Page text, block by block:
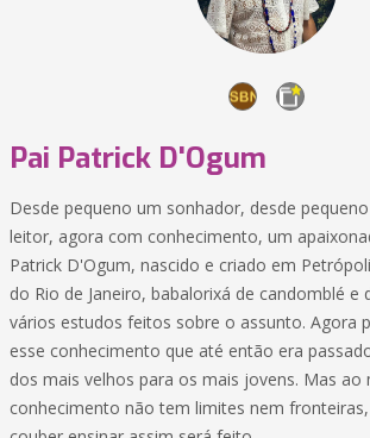
Pai Patrick D'Ogum
Desde pequeno um sonhador, desde
leitor, agora com conhecimento, um
Patrick D'Ogum, nascido e criado em
do Rio de Janeiro, babalorixá de candomblé e
vários estudos feitos sobre o assunto. Agora
esse conhecimento que até então era
dos mais velhos para os mais jovens. Mas ao
conhecimento não tem limites nem